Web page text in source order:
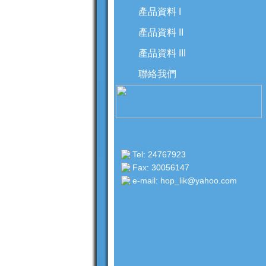
產品資料 I
產品資料 II
產品資料 III
聯絡我們
Tel: 24767923
Fax: 30056147
e-mail: hop_lik@yahoo.com